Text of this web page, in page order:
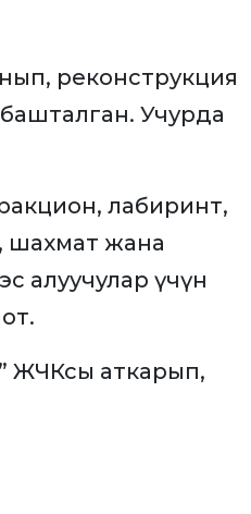
реконструкция
Учурда
лабиринт,
шахмат жана
алуучулар үчүн
ЖЧКсы аткарып,